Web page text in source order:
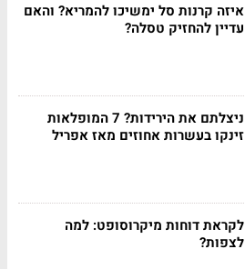
איזה קרנות סל ימשיכו להמריא? והאם
עדיין להחזיק טסלה?
ניצלתם את הירידות? 7 המופלאות
זינקו בעשרות אחוזים מאז אפריל
לקראת דוחות מיקרוסופט: למה
לצפות?